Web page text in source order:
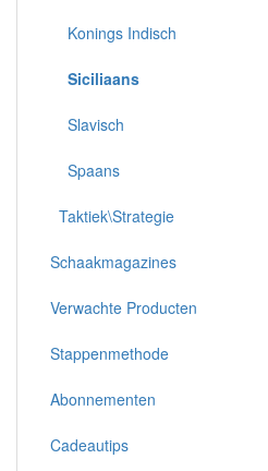
Konings Indisch
Siciliaans
Slavisch
Spaans
Taktiek\Strategie
Schaakmagazines
Verwachte Producten
Stappenmethode
Abonnementen
Cadeautips